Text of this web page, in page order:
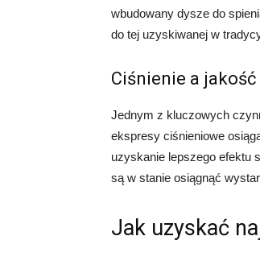
wbudowany dysze do
do tej uzyskiwanej w
Ciśnienie a
Jednym z kluczowych
ekspresy ciśnieniowe
uzyskanie lepszego efektu
są w stanie osiągnąć
Jak uzyskać